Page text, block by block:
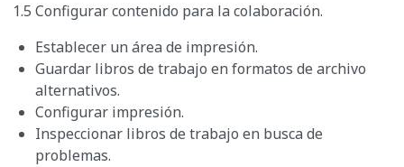
1.5 Configurar contenido para la colaboración.
Establecer un área de impresión.
Guardar libros de trabajo en formatos de archivo
alternativos.
Configurar impresión.
Inspeccionar libros de trabajo en busca de
problemas.